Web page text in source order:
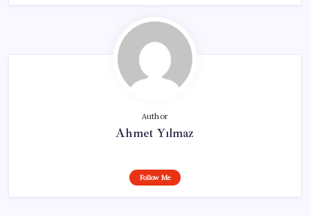
Author
Ahmet Yılmaz
Follow Me